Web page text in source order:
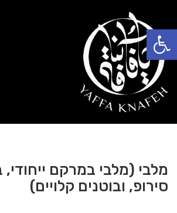
פתח סרגל נגישות
מלבי (מלבי במרקם
סירופ, ובוטנים קלויים)